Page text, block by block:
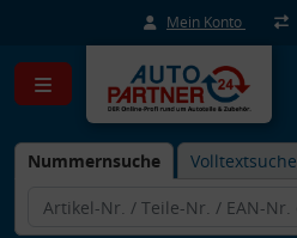
Mein Konto
Nummernsuche Volltextsuche